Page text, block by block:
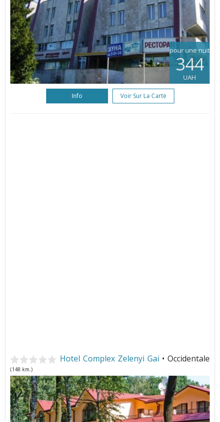
pour une nuit
344
UAH
Info Voir Sur La Carte
Hotel Complex Zelenyi Gai • Occidentale
(148 km.)